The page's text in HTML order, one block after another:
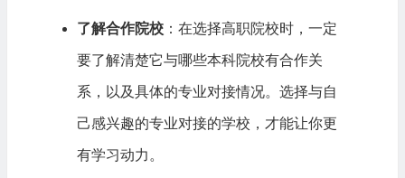
了解合作院校：在选择高职院校时，一定
要了解清楚它与哪些本科院校有合作关
系，以及具体的专业对接情况。选择与自
己感兴趣的专业对接的学校，才能让你更
有学习动力。